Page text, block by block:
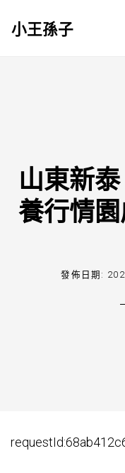
小王孫子
山東新
養行情
發佈日期: